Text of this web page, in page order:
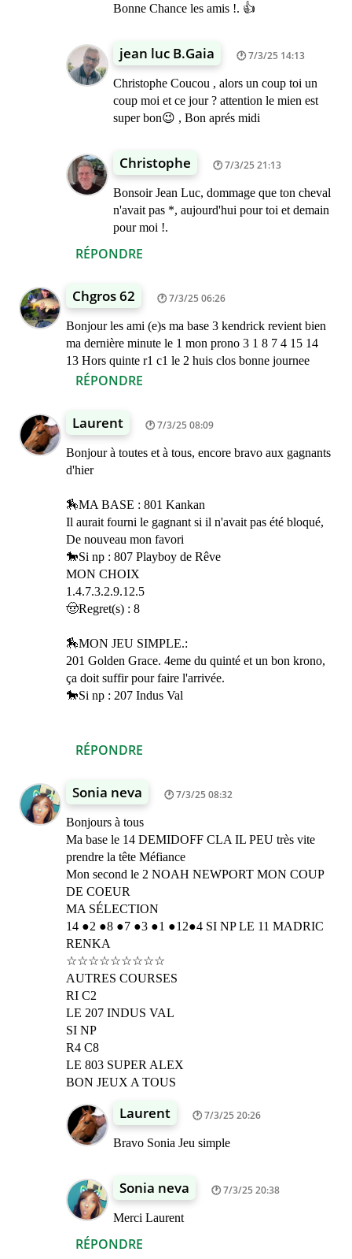
RÉPONDRE
Bonne Chance les amis !. 👍
jean luc B.Gaia 7/3/25 14:13
Christophe Coucou , alors un coup toi un
coup moi et ce jour ? attention le mien est
super bon😉 , Bon aprés midi
Christophe 7/3/25 21:13
Bonsoir Jean Luc, dommage que ton cheval
n'avait pas *, aujourd'hui pour toi et demain
pour moi !.
Chgros 62 7/3/25 06:26
Bonjour les ami (e)s ma base 3 kendrick revient bien
ma dernière minute le 1 mon prono 3 1 8 7 4 15 14
13 Hors quinte r1 c1 le 2 huis clos bonne journee
RÉPONDRE
Laurent 7/3/25 08:09
Bonjour à toutes et à tous, encore bravo aux gagnants
d'hier
🏇MA BASE : 801 Kankan
Il aurait fourni le gagnant si il n'avait pas été bloqué,
De nouveau mon favori
🐎Si np : 807 Playboy de Rêve
MON CHOIX
1.4.7.3.2.9.12.5
🤠Regret(s) : 8
🏇MON JEU SIMPLE.:
201 Golden Grace. 4eme du quinté et un bon krono,
ça doit suffir pour faire l'arrivée.
🐎Si np : 207 Indus Val
RÉPONDRE
Sonia neva 7/3/25 08:32
Bonjours à tous
Ma base le 14 DEMIDOFF CLA IL PEU très vite
prendre la tête Méfiance
Mon second le 2 NOAH NEWPORT MON COUP
DE COEUR
MA SÉLECTION
14 ●2 ●8 ●7 ●3 ●1 ●12●4 SI NP LE 11 MADRIC
RENKA
☆☆☆☆☆☆☆☆☆
AUTRES COURSES
RI C2
LE 207 INDUS VAL
SI NP
R4 C8
LE 803 SUPER ALEX
BON JEUX A TOUS
RÉPONDRE
Laurent 7/3/25 20:26
Bravo Sonia Jeu simple
Sonia neva 7/3/25 20:38
Merci Laurent